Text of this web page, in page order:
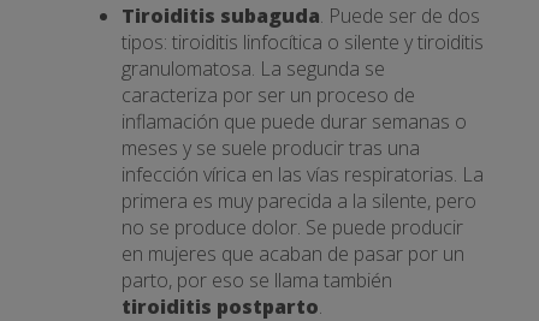
Tiroiditis subaguda. Puede ser de dos
tipos: tiroiditis linfocítica o silente y tiroiditis
granulomatosa. La segunda se
caracteriza por ser un proceso de
inflamación que puede durar semanas o
meses y se suele producir tras una
infección vírica en las vías respiratorias. La
primera es muy parecida a la silente, pero
no se produce dolor. Se puede producir
en mujeres que acaban de pasar por un
parto, por eso se llama también
tiroiditis postparto.